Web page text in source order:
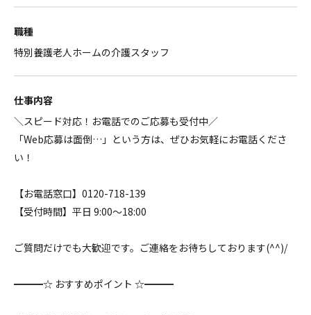
職種
特別養護老人ホームの介護スタッフ
仕事内容
＼スピード対応！お電話でのご応募も受付中／
「Web応募は面倒…」という方は、ぜひお気軽にお電話くださ
い！
【お電話窓口】0120-718-139
【受付時間】平日 9:00～18:00
ご質問だけでも大歓迎です。ご連絡をお待ちしております(^^)/
━━━☆ おすすめポイント ☆━━━